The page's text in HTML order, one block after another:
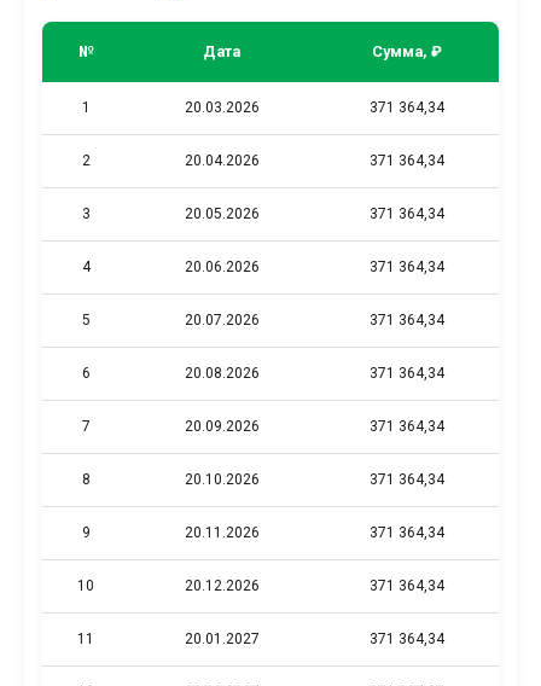
№ Дата Сумма, ₽
1 20.03.2026 371 364,34
2 20.04.2026 371 364,34
3 20.05.2026 371 364,34
4 20.06.2026 371 364,34
5 20.07.2026 371 364,34
6 20.08.2026 371 364,34
7 20.09.2026 371 364,34
8 20.10.2026 371 364,34
9 20.11.2026 371 364,34
10 20.12.2026 371 364,34
11 20.01.2027 371 364,34